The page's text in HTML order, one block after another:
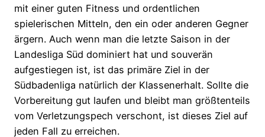
mit einer guten Fitness und ordentlichen
spielerischen Mitteln, den ein oder anderen Gegner
ärgern. Auch wenn man die letzte Saison in der
Landesliga Süd dominiert hat und souverän
aufgestiegen ist, ist das primäre Ziel in der
Südbadenliga natürlich der Klassenerhalt. Sollte die
Vorbereitung gut laufen und bleibt man größtenteils
vom Verletzungspech verschont, ist dieses Ziel auf
jeden Fall zu erreichen.